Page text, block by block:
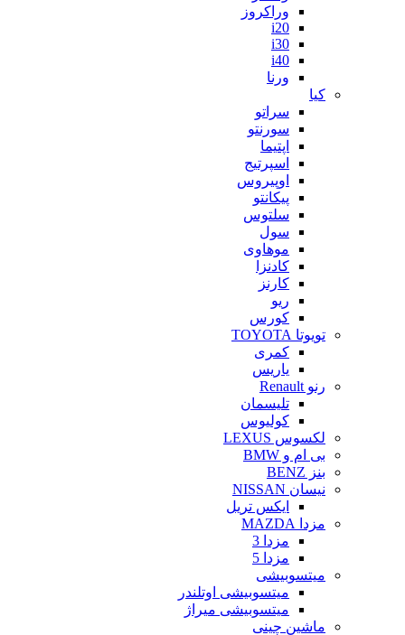
وراکروز
i20
i30
i40
ورنا
کیا
سراتو
سورنتو
اپتیما
اسپرتیج
اوپیروس
پیکانتو
سلتوس
سول
موهاوی
کادنزا
کارنز
ریو
کورس
تویوتا TOYOTA
کمری
یاریس
رنو Renault
تلیسمان
کولیوس
لکسوس LEXUS
بی ام و BMW
بنز BENZ
نیسان NISSAN
ایکس تریل
مزدا MAZDA
مزدا 3
مزدا 5
میتسوبیشی
میتسوبیشی اوتلندر
میتسوبیشی میراژ
ماشین چینی